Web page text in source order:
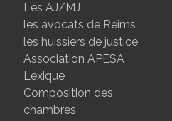
Les AJ/MJ
les avocats de Reims
les huissiers de justice
Association APESA
Lexique
Composition des
chambres